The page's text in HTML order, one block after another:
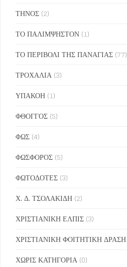
ΤΗΝΟΣ (2)
ΤΟ ΠΑΛΙΜΨΗΣΤΟΝ (1)
ΤΟ ΠΕΡΙΒΟΛΙ ΤΗΣ ΠΑΝΑΓΙΑΣ (77)
ΤΡΟΧΑΛΙΑ (3)
ΥΠΑΚΟΗ (1)
ΦΘΟΓΓΟΣ (5)
ΦΩΣ (4)
ΦΩΣΦΟΡΟΣ (5)
ΦΩΤΟΔΟΤΕΣ (3)
Χ. Δ. ΤΣΟΛΑΚΙΔΗ (2)
ΧΡΙΣΤΙΑΝΙΚΗ ΕΛΠΙΣ (3)
ΧΡΙΣΤΙΑΝΙΚΗ ΦΟΙΤΗΤΙΚΗ ΔΡΑΣΗ
ΧΩΡΙΣ ΚΑΤΗΓΟΡΙΑ (0)